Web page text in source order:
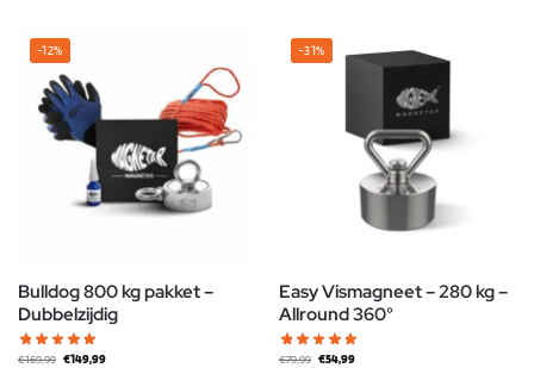
-12%
Bulldog 800 kg pakket –
Dubbelzijdig
€169,99 €149,99
-31%
Easy Vismagneet – 280 kg –
Allround 360°
€79,99 €54,99